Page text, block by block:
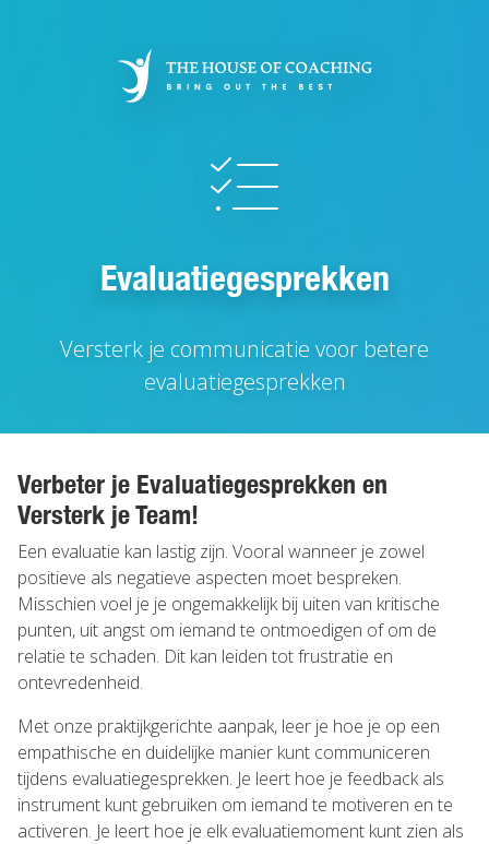
Evaluatiegesprekken
Versterk je communicatie voor betere
evaluatiegesprekken
Verbeter je Evaluatiegesprekken en
Versterk je Team!
Een evaluatie kan lastig zijn. Vooral wanneer je zowel
positieve als negatieve aspecten moet bespreken.
Misschien voel je je ongemakkelijk bij uiten van kritische
punten, uit angst om iemand te ontmoedigen of om de
relatie te schaden. Dit kan leiden tot frustratie en
ontevredenheid.
Met onze praktijkgerichte aanpak, leer je hoe je op een
empathische en duidelijke manier kunt communiceren
tijdens evaluatiegesprekken. Je leert hoe je feedback als
instrument kunt gebruiken om iemand te motiveren en te
activeren. Je leert hoe je elk evaluatiemoment kunt zien als